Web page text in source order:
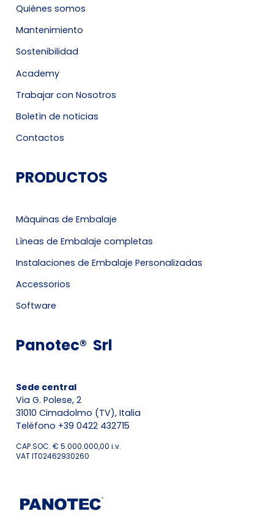
Quiènes somos
Mantenimiento
Sostenibilidad
Academy
Trabajar con Nosotros
Boletìn de noticias
Contactos
PRODUCTOS
Màquinas de Embalaje
Lìneas de Embalaje completas
Instalaciones de Embalaje Personalizadas
Accessorios
Software
Panotec® Srl
Sede central
Via G. Polese, 2
31010 Cimadolmo (TV), Italia
Teléfono +39 0422 432715
CAP.SOC. € 5.000.000,00 i.v.
VAT IT02462930260